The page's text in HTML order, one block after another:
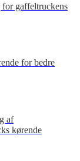
gaffeltruckens
for bedre
af
kørende